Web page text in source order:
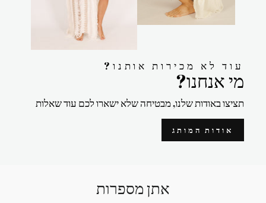
?עוד לא מכירות אותנו
?מי אנחנו
תציצו באודות שלנו, מבטיחה שלא ישארו לכם עוד שאלות
אודות המותג
אתן מספרות